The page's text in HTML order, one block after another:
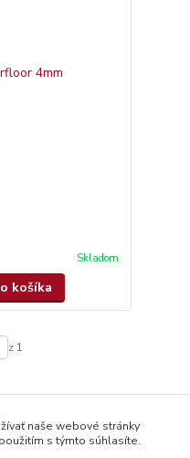
Skladom
košíka
z 1
naše webové stránky
s týmto súhlasíte.